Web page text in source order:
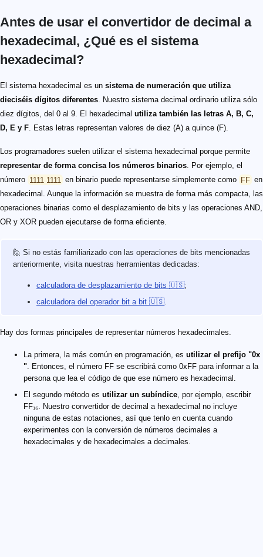
Antes de usar el convertidor de decimal a
hexadecimal, ¿Qué es el sistema
hexadecimal?
El sistema hexadecimal es un sistema de numeración que utiliza
dieciséis dígitos diferentes. Nuestro sistema decimal ordinario utiliza sólo
diez dígitos, del 0 al 9. El hexadecimal utiliza también las letras A, B, C,
D, E y F. Estas letras representan valores de diez (A) a quince (F).
Los programadores suelen utilizar el sistema hexadecimal porque permite
representar de forma concisa los números binarios. Por ejemplo, el
número 1111 1111 en binario puede representarse simplemente como FF en
hexadecimal. Aunque la información se muestra de forma más compacta, las
operaciones binarias como el desplazamiento de bits y las operaciones AND,
OR y XOR pueden ejecutarse de forma eficiente.
🙋 Si no estás familiarizado con las operaciones de bits mencionadas
anteriormente, visita nuestras herramientas dedicadas:
calculadora de desplazamiento de bits 🇺🇸;
calculadora del operador bit a bit 🇺🇸.
Hay dos formas principales de representar números hexadecimales.
La primera, la más común en programación, es utilizar el prefijo "0x
". Entonces, el número FF se escribirá como 0xFF para informar a la
persona que lea el código de que ese número es hexadecimal.
El segundo método es utilizar un subíndice, por ejemplo, escribir
FF₁₆. Nuestro convertidor de decimal a hexadecimal no incluye
ninguna de estas notaciones, así que tenlo en cuenta cuando
experimentes con la conversión de números decimales a
hexadecimales y de hexadecimales a decimales.